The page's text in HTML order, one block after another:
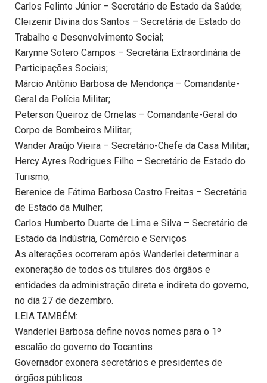
Carlos Felinto Júnior – Secretário de Estado da Saúde;
Cleizenir Divina dos Santos – Secretária de Estado do
Trabalho e Desenvolvimento Social;
Karynne Sotero Campos – Secretária Extraordinária de
Participações Sociais;
Márcio Antônio Barbosa de Mendonça – Comandante-
Geral da Polícia Militar;
Peterson Queiroz de Ornelas – Comandante-Geral do
Corpo de Bombeiros Militar;
Wander Araújo Vieira – Secretário-Chefe da Casa Militar;
Hercy Ayres Rodrigues Filho – Secretário de Estado do
Turismo;
Berenice de Fátima Barbosa Castro Freitas – Secretária
de Estado da Mulher;
Carlos Humberto Duarte de Lima e Silva – Secretário de
Estado da Indústria, Comércio e Serviços
As alterações ocorreram após Wanderlei determinar a
exoneração de todos os titulares dos órgãos e
entidades da administração direta e indireta do governo,
no dia 27 de dezembro.
LEIA TAMBÉM:
Wanderlei Barbosa define novos nomes para o 1º
escalão do governo do Tocantins
Governador exonera secretários e presidentes de
órgãos públicos